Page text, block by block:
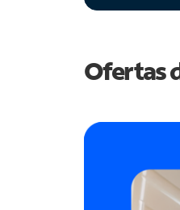
Ofertas